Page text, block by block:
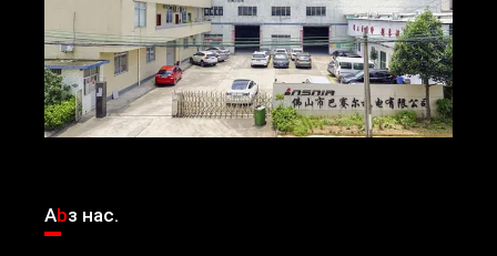
Abз нас.